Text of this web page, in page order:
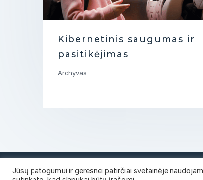
Kibernetinis saugumas ir
pasitikėjimas
Archyvas
© 2026 INOPRO Visos teisės saugomos
Jūsų patogumui ir geresnei patirčiai svetainėje